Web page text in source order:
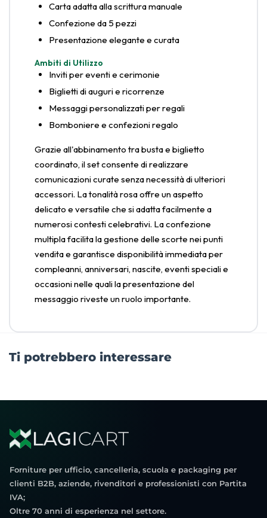
Carta adatta alla scrittura manuale
Confezione da 5 pezzi
Presentazione elegante e curata
Ambiti di Utilizzo
Inviti per eventi e cerimonie
Biglietti di auguri e ricorrenze
Messaggi personalizzati per regali
Bomboniere e confezioni regalo
Grazie all'abbinamento tra busta e biglietto
coordinato, il set consente di realizzare
comunicazioni curate senza necessità di ulteriori
accessori. La tonalità rosa offre un aspetto
delicato e versatile che si adatta facilmente a
numerosi contesti celebrativi. La confezione
multipla facilita la gestione delle scorte nei punti
vendita e garantisce disponibilità immediata per
compleanni, anniversari, nascite, eventi speciali e
occasioni nelle quali la presentazione del
messaggio riveste un ruolo importante.
Ti potrebbero interessare
Forniture per ufficio, cancelleria, scuola e packaging per
clienti B2B, aziende, rivenditori e professionisti con Partita
IVA;
Oltre 70 anni di esperienza nel settore.